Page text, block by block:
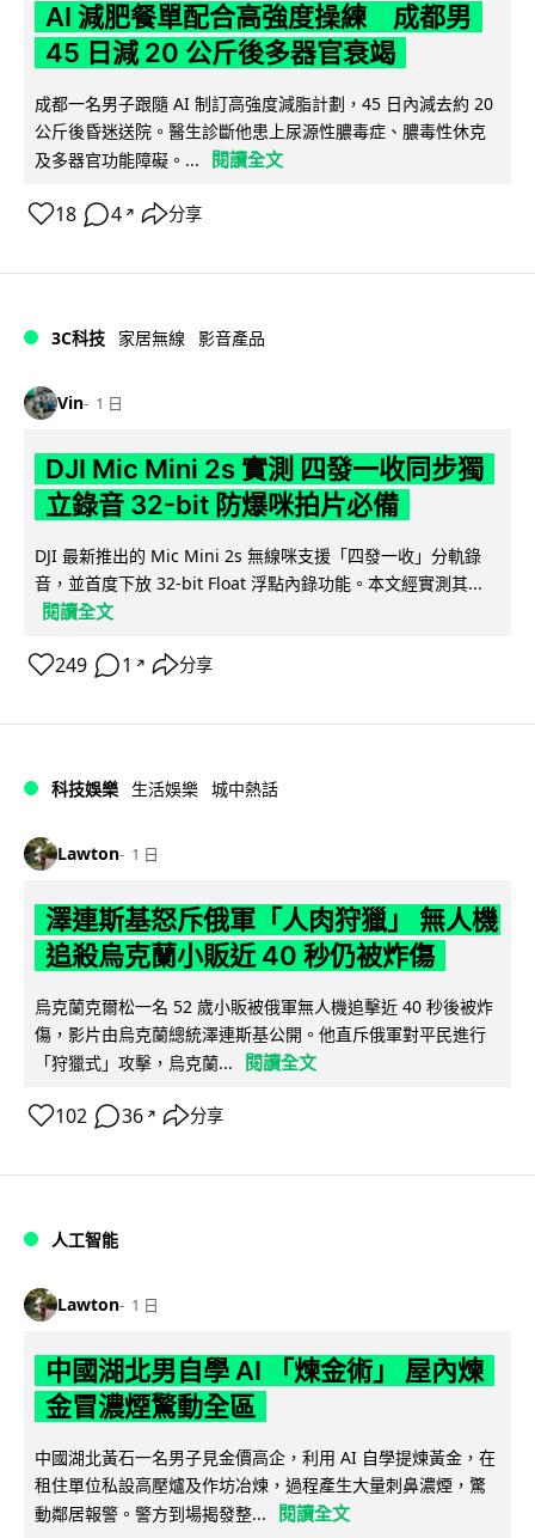
AI 減肥餐單配合高強度操練 成都男
45 日減 20 公斤後多器官衰竭
成都一名男子跟隨 AI 制訂高強度減脂計劃，45 日內減去約 20
公斤後昏迷送院。醫生診斷他患上尿源性膿毒症、膿毒性休克
及多器官功能障礙。...
閱讀全文
18 4 ↗ 分享
3C科技 家居無線 影音產品
Vin 1 日
DJI Mic Mini 2s 實測 四發一收同步獨
立錄音 32-bit 防爆咪拍片必備
DJI 最新推出的 Mic Mini 2s 無線咪支援「四發一收」分軌錄
音，並首度下放 32-bit Float 浮點內錄功能。本文經實測其...
閱讀全文
249 1 ↗ 分享
科技娛樂 生活娛樂 城中熱話
Lawton 1 日
澤連斯基怒斥俄軍「人肉狩獵」 無人機
追殺烏克蘭小販近 40 秒仍被炸傷
烏克蘭克爾松一名 52 歲小販被俄軍無人機追擊近 40 秒後被炸
傷，影片由烏克蘭總統澤連斯基公開。他直斥俄軍對平民進行
「狩獵式」攻擊，烏克蘭...
閱讀全文
102 36 ↗ 分享
人工智能
Lawton 1 日
中國湖北男自學 AI 「煉金術」 屋內煉
金冒濃煙驚動全區
中國湖北黃石一名男子見金價高企，利用 AI 自學提煉黃金，在
租住單位私設高壓爐及作坊冶煉，過程產生大量刺鼻濃煙，驚
動鄰居報警。警方到場揭發整...
閱讀全文